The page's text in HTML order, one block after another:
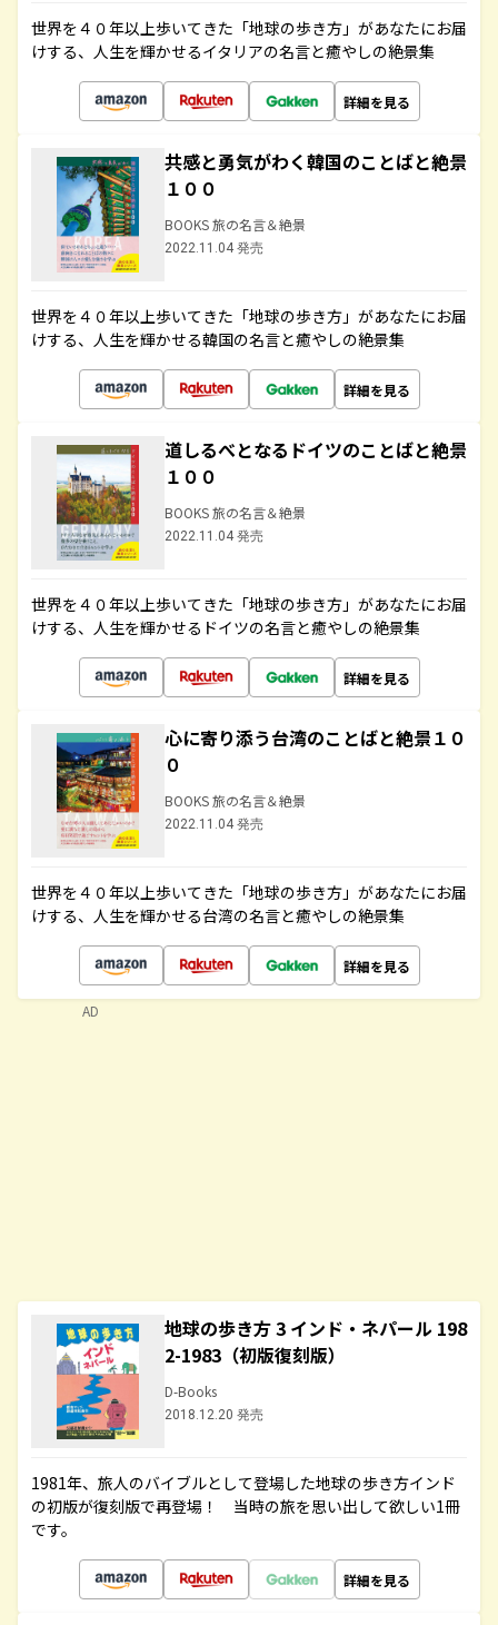
世界を４０年以上歩いてきた「地球の歩き方」があなたにお届
けする、人生を輝かせるイタリアの名言と癒やしの絶景集
詳細を見る
共感と勇気がわく韓国のことばと絶景
１００
BOOKS 旅の名言＆絶景
2022.11.04 発売
世界を４０年以上歩いてきた「地球の歩き方」があなたにお届
けする、人生を輝かせる韓国の名言と癒やしの絶景集
詳細を見る
道しるべとなるドイツのことばと絶景
１００
BOOKS 旅の名言＆絶景
2022.11.04 発売
世界を４０年以上歩いてきた「地球の歩き方」があなたにお届
けする、人生を輝かせるドイツの名言と癒やしの絶景集
詳細を見る
心に寄り添う台湾のことばと絶景１０
０
BOOKS 旅の名言＆絶景
2022.11.04 発売
世界を４０年以上歩いてきた「地球の歩き方」があなたにお届
けする、人生を輝かせる台湾の名言と癒やしの絶景集
詳細を見る
地球の歩き方 3 インド・ネパール 198
2-1983（初版復刻版）
D-Books
2018.12.20 発売
1981年、旅人のバイブルとして登場した地球の歩き方インド
の初版が復刻版で再登場！ 当時の旅を思い出して欲しい1冊
です。
詳細を見る
AD